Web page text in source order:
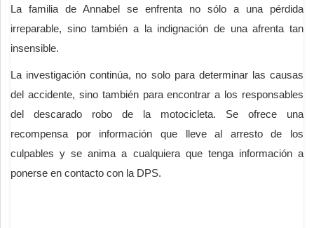
La familia de Annabel se enfrenta no sólo a una pérdida
irreparable, sino también a la indignación de una afrenta tan
insensible.
La investigación continúa, no solo para determinar las causas
del accidente, sino también para encontrar a los responsables
del descarado robo de la motocicleta. Se ofrece una
recompensa por información que lleve al arresto de los
culpables y se anima a cualquiera que tenga información a
ponerse en contacto con la DPS.